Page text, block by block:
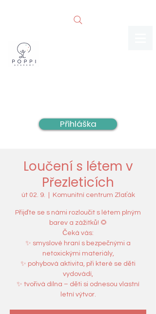
Přihláška
Loučení s létem v
Přezleticích
út 02. 9. Komunitní centrum Zlaťák
Přijďte se s námi rozloučit s létem plným
barev a zážitků! 🌻
Čeká vás:
✨ smyslové hraní s bezpečnými a
netoxickými materiály,
✨ pohybová aktivita, při které se děti
vydovádí,
✨ tvořivá dílna – děti si odnesou vlastní